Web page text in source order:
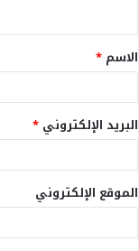
ق
*
الاسم *
البريد الإلكتروني *
الموقع الإلكتروني